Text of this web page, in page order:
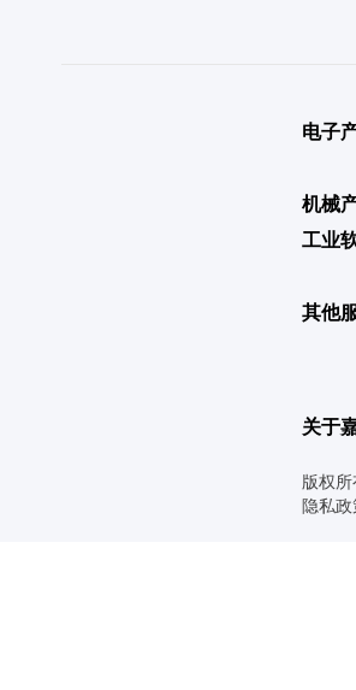
电子
机械
工业
其他
关于
版权
隐私政